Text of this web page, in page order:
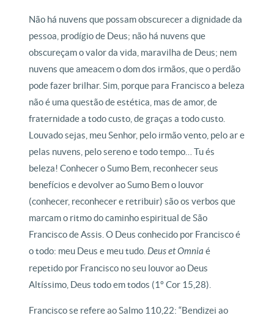
Não há nuvens que possam obscurecer a dignidade da
pessoa, prodígio de Deus; não há nuvens que
obscureçam o valor da vida, maravilha de Deus; nem
nuvens que ameacem o dom dos irmãos, que o perdão
pode fazer brilhar. Sim, porque para Francisco a beleza
não é uma questão de estética, mas de amor, de
fraternidade a todo custo, de graças a todo custo.
Louvado sejas, meu Senhor, pelo irmão vento, pelo ar e
pelas nuvens, pelo sereno e todo tempo… Tu és
beleza! Conhecer o Sumo Bem, reconhecer seus
benefícios e devolver ao Sumo Bem o louvor
(conhecer, reconhecer e retribuir) são os verbos que
marcam o ritmo do caminho espiritual de São
Francisco de Assis. O Deus conhecido por Francisco é
o todo: meu Deus e meu tudo. Deus et Omnia é
repetido por Francisco no seu louvor ao Deus
Altíssimo, Deus todo em todos (1º Cor 15,28).
Francisco se refere ao Salmo 110,22: “Bendizei ao